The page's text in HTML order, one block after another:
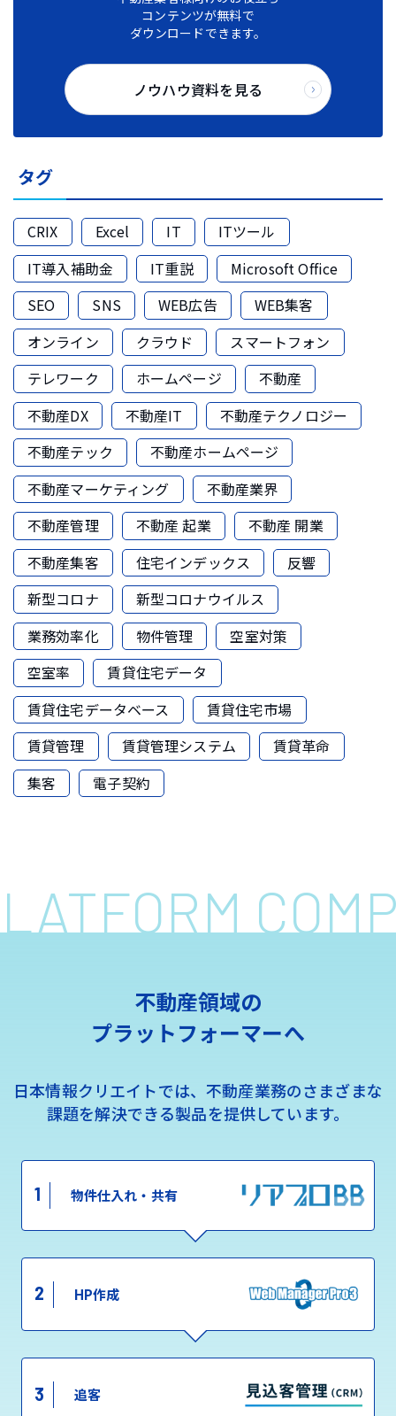
コンテンツが無料で
ダウンロードできます。
ノウハウ資料を見る
タグ
CRIX Excel IT
ITツール
IT導入補助金
IT重説
Microsoft Office
SEO
SNS WEB広告
WEB集客
オンライン
クラウド
スマートフォン
テレワーク
ホームページ
不動産
不動産DX
不動産IT
不動産テクノロジー
不動産テック
不動産ホームページ
不動産マーケティング
不動産業界
不動産管理
不動産 起業
不動産 開業
不動産集客
住宅インデックス
反響
新型コロナ
新型コロナウイルス
業務効率化
物件管理
空室対策
空室率
賃貸住宅データ
賃貸住宅データベース
賃貸住宅市場
賃貸管理
賃貸管理システム
賃貸革命
集客
電子契約
不動産領域の
プラットフォーマーへ
日本情報クリエイトでは、不動産業務のさまざまな
課題を解決できる製品を提供しています。
1 物件仕入れ・共有
2 HP作成
3 追客